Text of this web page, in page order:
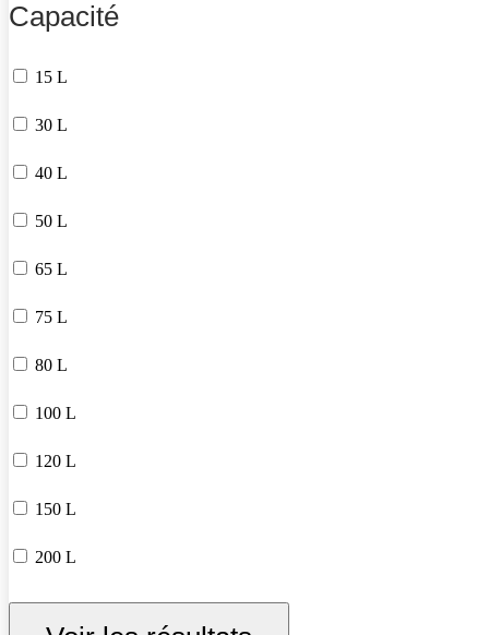
Capacité
15 L
30 L
40 L
50 L
65 L
75 L
80 L
100 L
120 L
150 L
200 L
250 L